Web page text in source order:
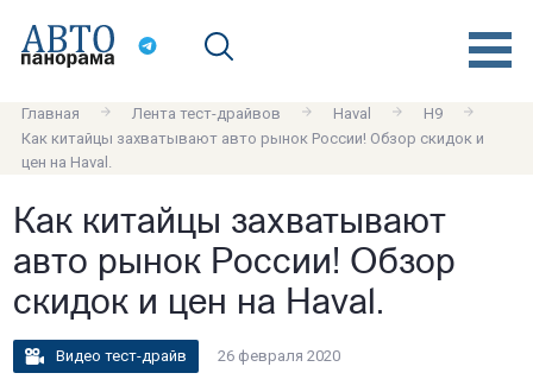
Главная Лента тест-драйвов Haval
H9
Как китайцы захватывают авто рынок России! Обзор скидок и
цен на Haval.
Как китайцы захватывают
авто рынок России! Обзор
скидок и цен на Haval.
Видео тест-драйв 26 февраля 2020